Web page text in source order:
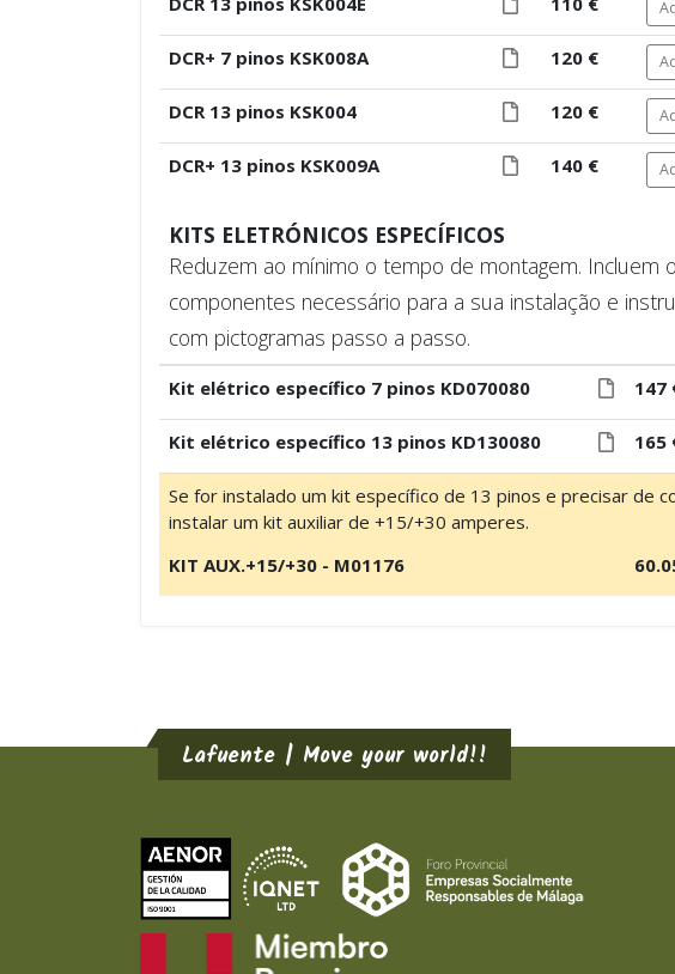
DCR+ 7 pinos KSK008A 120 €
DCR 13 pinos KSK004 120 €
DCR+ 13 pinos KSK009A 140 €
KITS ELETRÓNICOS ESPECÍFICOS
Reduzem ao mínimo o tempo de montagem. Incluem
componentes necessário para a sua instalação e
com pictogramas passo a passo.
Kit elétrico específico 7 pinos KD070080 147
Kit elétrico específico 13 pinos KD130080 165
Se for instalado um kit específico de 13 pinos e precisar de
instalar um kit auxiliar de +15/+30 amperes.
KIT AUX.+15/+30 - M01176
Lafuente | Move your world!!